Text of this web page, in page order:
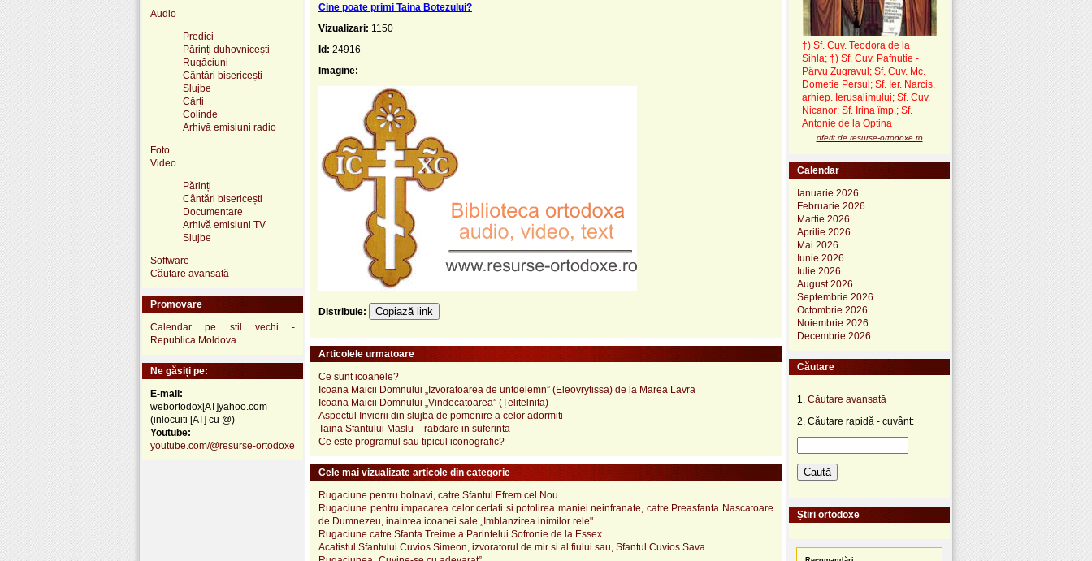
Cine poate primi Taina Botezului?
Vizualizari: 1150
Id: 24916
Imagine:
Distribuie: Copiază link
Articolele urmatoare
Ce sunt icoanele?
Icoana Maicii Domnului „Izvoratoarea de untdelemn” (Eleovrytissa) de la Marea Lavra
Icoana Maicii Domnului „Vindecatoarea” (Țelitelnita)
Aspectul Invierii din slujba de pomenire a celor adormiti
Taina Sfantului Maslu – rabdare in suferinta
Ce este programul sau tipicul iconografic?
Cele mai vizualizate articole din categorie
Rugaciune pentru bolnavi, catre Sfantul Efrem cel Nou
Rugaciune pentru impacarea celor certati si potolirea maniei neinfranate, catre Preasfanta Nascatoare
de Dumnezeu, inaintea icoanei sale „Imblanzirea inimilor rele"
Rugaciune catre Sfanta Treime a Parintelui Sofronie de la Essex
Acatistul Sfantului Cuvios Simeon, izvoratorul de mir si al fiului sau, Sfantul Cuvios Sava
Audio
Predici
Părinți duhovnicești
Rugăciuni
Cântări bisericești
Slujbe
Cărți
Colinde
Arhivă emisiuni radio
Foto
Video
Părinți
Cântări bisericești
Documentare
Arhivă emisiuni TV
Slujbe
Software
Căutare avansată
Promovare
Calendar pe stil vechi -
Republica Moldova
Ne găsiți pe:
E-mail:
webortodox[AT]yahoo.com
(inlocuiti [AT] cu @)
Youtube:
youtube.com/@resurse-ortodoxe
†) Sf. Cuv. Teodora de la
Sihla; †) Sf. Cuv. Pafnutie -
Pârvu Zugravul ; Sf. Cuv. Mc.
Dometie Persul; Sf. Ier. Narcis,
arhiep. Ierusalimului; Sf. Cuv.
Nicanor; Sf. Irina împ.; Sf.
Antonie de la Optina
oferit de resurse-ortodoxe.ro
Calendar
Ianuarie 2026
Februarie 2026
Martie 2026
Aprilie 2026
Mai 2026
Iunie 2026
Iulie 2026
August 2026
Septembrie 2026
Octombrie 2026
Noiembrie 2026
Decembrie 2026
Căutare
1. Căutare avansată
2. Căutare rapidă - cuvânt:
Știri ortodoxe